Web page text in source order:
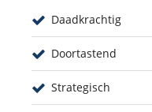
Daadkrachtig
Doortastend
Strategisch